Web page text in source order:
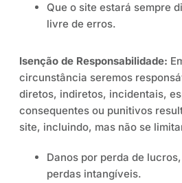
Que o site estará sempre
livre de erros.
Isenção de Responsabilidade:
circunstância seremos
diretos, indiretos, incidentais,
consequentes ou punitivos
site, incluindo, mas não se
Danos por perda de
perdas intangíveis.